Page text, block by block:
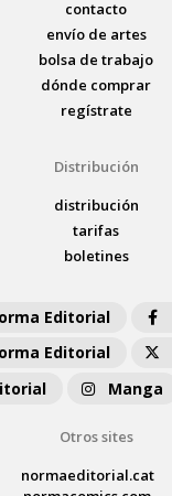
contacto
envío de artes
bolsa de trabajo
dónde comprar
regístrate
Distribución
distribución
tarifas
boletines
Editorial
Editorial
Manga
Otros sites
normaeditorial.cat